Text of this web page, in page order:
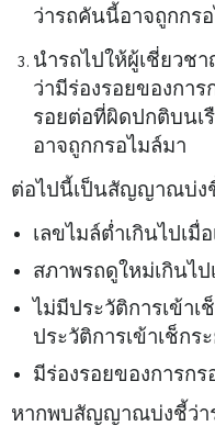
ว่ารถคันนี้อาจถูกกร
นำรถไปให้ผู้เชี่ยวช
ว่ามีร่องรอยของกา
รอยต่อที่ผิดปกติบนเ
อาจถูกกรอไมล์มา
ต่อไปนี้เป็นสัญญาณบ่ง
เลขไมล์ต่ำเกินไปเมื่
สภาพรถดูใหม่เกินไป
ไม่มีประวัติการเข้า
ประวัติการเข้าเช็กร
มีร่องรอยของการก
หากพบสัญญาณบ่งชี้ว่า